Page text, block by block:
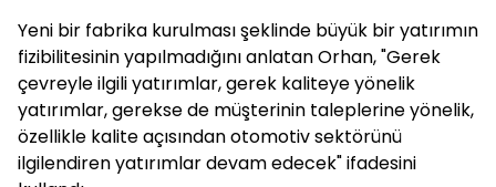
Yeni bir fabrika kurulması şeklinde büyük bir yatırımın
fizibilitesinin yapılmadığını anlatan Orhan, "Gerek
çevreyle ilgili yatırımlar, gerek kaliteye yönelik
yatırımlar, gerekse de müşterinin taleplerine yönelik,
özellikle kalite açısından otomotiv sektörünü
ilgilendiren yatırımlar devam edecek" ifadesini